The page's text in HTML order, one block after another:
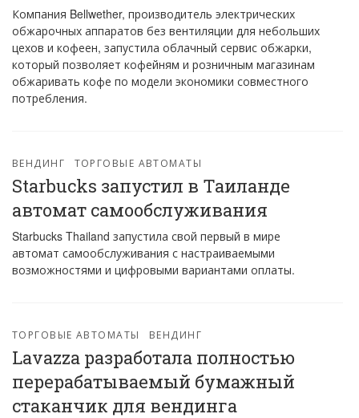
Компания Bellwether, производитель электрических
обжарочных аппаратов без вентиляции для небольших
цехов и кофеен, запустила облачный сервис обжарки,
который позволяет кофейням и розничным магазинам
обжаривать кофе по модели экономики совместного
потребления.
ВЕНДИНГ ТОРГОВЫЕ АВТОМАТЫ
Starbucks запустил в Таиланде
автомат самообслуживания
Starbucks Thailand запустила свой первый в мире
автомат самообслуживания с настраиваемыми
возможностями и цифровыми вариантами оплаты.
ТОРГОВЫЕ АВТОМАТЫ ВЕНДИНГ
Lavazza разработала полностью
перерабатываемый бумажный
стаканчик для вендинга